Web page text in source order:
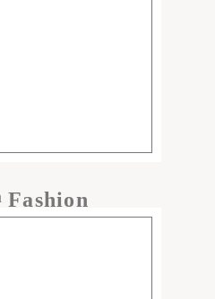
Fashion